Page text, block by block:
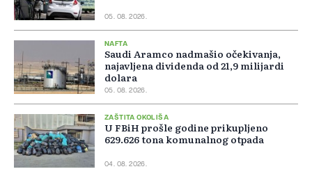
05. 08. 2026.
NAFTA
Saudi Aramco nadmašio očekivanja,
najavljena dividenda od 21,9 milijardi
dolara
05. 08. 2026.
ZAŠTITA OKOLIŠA
U FBiH prošle godine prikupljeno
629.626 tona komunalnog otpada
04. 08. 2026.